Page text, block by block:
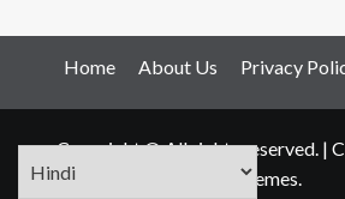
Home About Us Privacy
Copyright © All rights reserved. |
themes.